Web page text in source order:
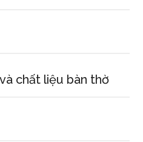
chất liệu bàn thờ